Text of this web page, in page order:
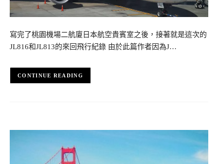
寫完了桃園機場二航廈日本航空貴賓室之後，接著就是這次的
JL816和JL813的來回飛行紀錄 由於此篇作者因為J…
CONTINUE READING